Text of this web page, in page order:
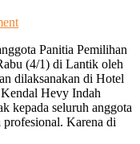
on
KPU
Hevy
Minta
PPK
Melaksanakan
Tugasnya
Panitia Pemilihan
(4/1) di Lantik oleh
dilaksanakan di Hotel
Hevy Indah
kepada seluruh anggota
profesional. Karena di